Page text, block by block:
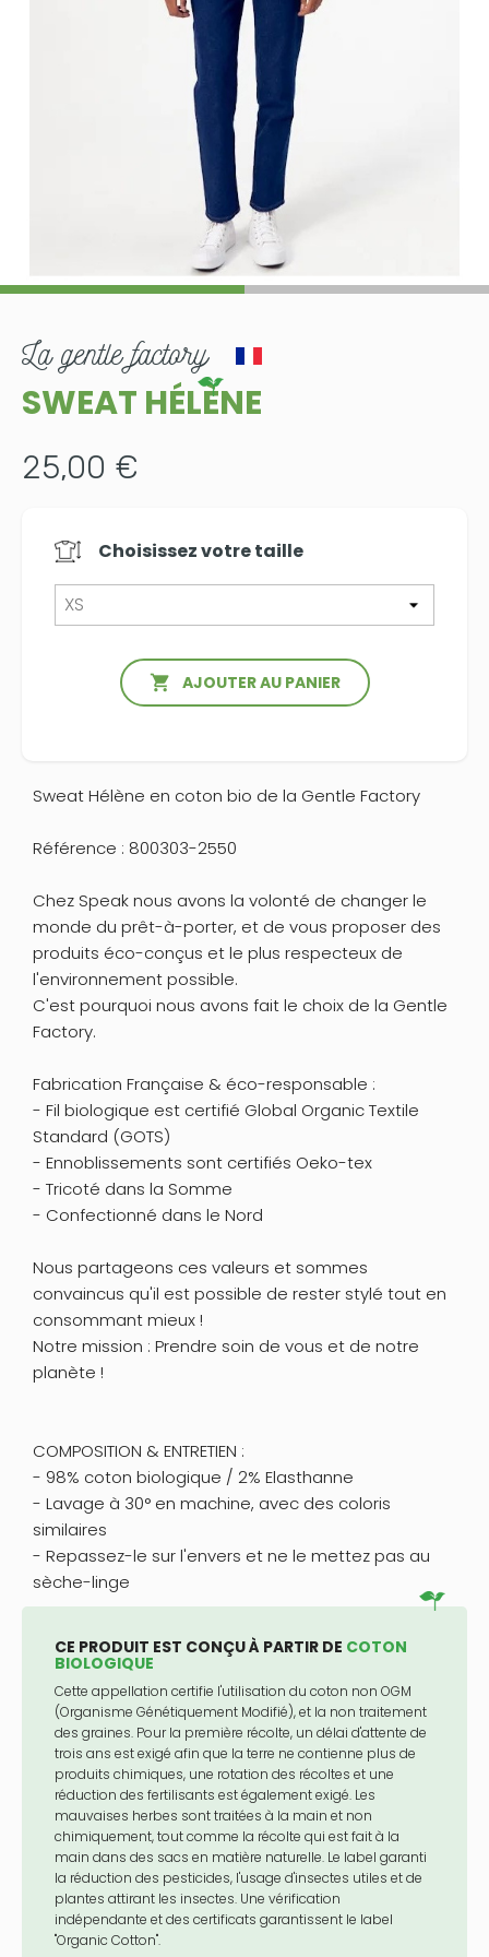
la gentle factory
SWEAT HÉLÈNE
25,00 €
Choisissez votretaille
 AJOUTER AU PANIER
CE PRODUIT EST CONÇU À PARTIR DE COTON
BIOLOGIQUE
Cette appellation certifie l'utilisation du coton non OGM
(Organisme Génétiquement Modifié), et la non traitement
des graines. Pour la première récolte, un délai d'attente de
trois ans est exigé afin que la terre ne contienne plus de
produits chimiques, une rotation des récoltes et une
réduction des fertilisants est également exigé. Les
mauvaises herbes sont traitées à la main et non
chimiquement, tout comme la récolte qui est fait à la
main dans des sacs en matière naturelle. Le label garanti
la réduction des pesticides, l'usage d'insectes utiles et de
plantes attirant les insectes. Une vérification
indépendante et des certificats garantissent le label
"Organic Cotton".
Sweat Hélène en coton bio de la Gentle Factory
Référence : 800303-2550
Chez Speak nous avons la volonté de changer le
monde du prêt-à-porter, et de vous proposer des
produits éco-conçus et le plus respecteux de
l'environnement possible.
C'est pourquoi nous avons fait le choix de la Gentle
Factory.
Fabrication Française & éco-responsable :
- Fil biologique est certifié Global Organic Textile
Standard (GOTS)
- Ennoblissements sont certifiés Oeko-tex
- Tricoté dans la Somme
- Confectionné dans le Nord
Nous partageons ces valeurs et sommes
convaincus qu'il est possible de rester stylé tout en
consommant mieux !
Notre mission : Prendre soin de vous et de notre
planète !
COMPOSITION & ENTRETIEN :
- 98% coton biologique / 2% Elasthanne
- Lavage à 30° en machine, avec des coloris
similaires
- Repassez-le sur l'envers et ne le mettez pas au
sèche-linge